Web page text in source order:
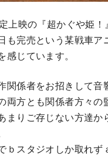
上映の『超かぐや姫！
も完売という某戦車
じています。
関係者をお招きして音
両方とも関係者方々の
まりご存じない方達
ｂスタジオしか取れ